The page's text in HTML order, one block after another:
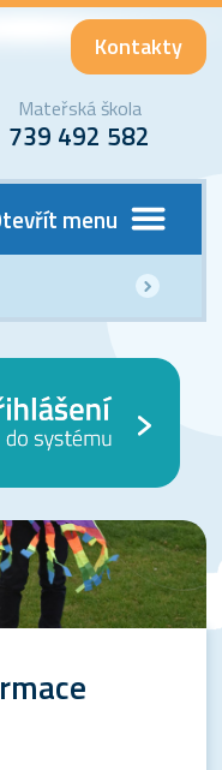
Kontakty
Mateřská škola
739 492 582
menu